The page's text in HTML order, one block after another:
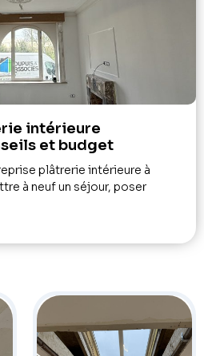
intérieure
et budget
plâtrerie intérieure à
à neuf un séjour, poser